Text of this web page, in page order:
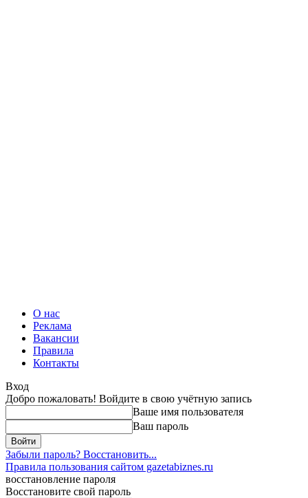
О нас
Реклама
Вакансии
Правила
Контакты
Вход
Добро пожаловать! Войдите в свою учётную запись
Ваше имя пользователя
Ваш пароль
Забыли пароль? Восстановить...
Правила пользования сайтом gazetabiznes.ru
восстановление пароля
Восстановите свой пароль